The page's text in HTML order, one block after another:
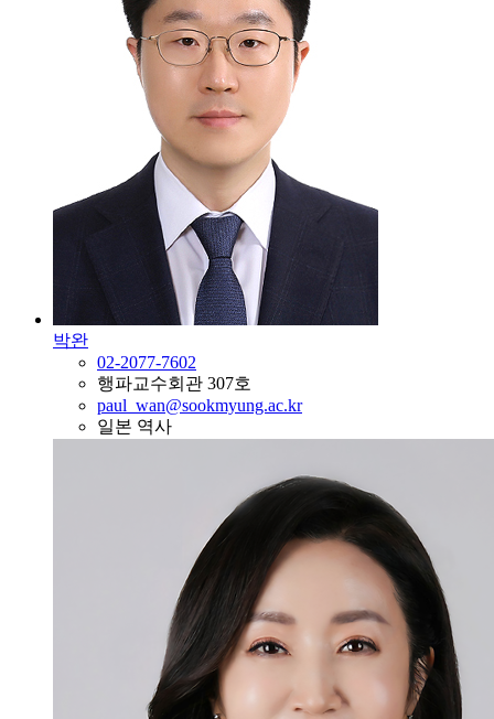
박완
02-2077-7602
행파교수회관 307호
paul_wan@sookmyung.ac.kr
일본 역사